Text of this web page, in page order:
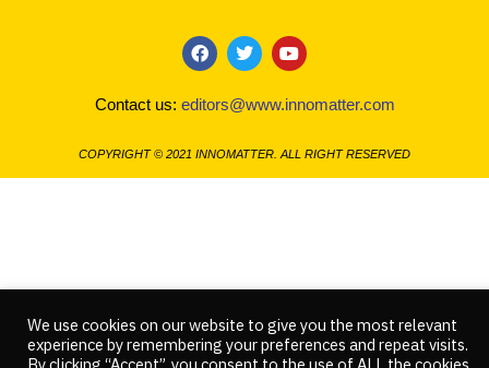
F
a
c
e
o
o
k
T
w
i
t
e
r
Y
o
u
t
b
e
Contact us: editors@www.innomatter.com
COPYRIGHT © 2021 INNOMATTER. ALL RIGHT RESERVED
We use cookies on our website to give you the most relevant
experience by remembering your preferences and repeat visits.